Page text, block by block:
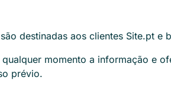
destinadas aos clientes Site.pt e
momento a informação e
prévio.